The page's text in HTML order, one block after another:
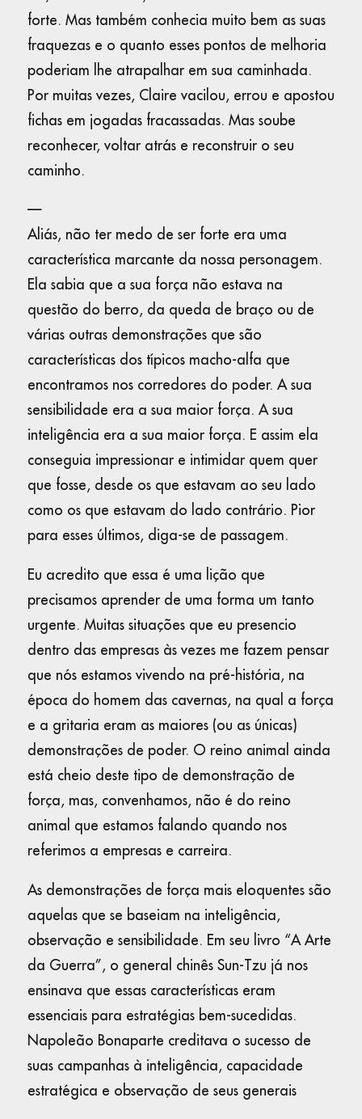
forte. Mas também conhecia muito bem as suas
fraquezas e o quanto esses pontos de melhoria
poderiam lhe atrapalhar em sua caminhada.
Por muitas vezes, Claire vacilou, errou e apostou
fichas em jogadas fracassadas. Mas soube
reconhecer, voltar atrás e reconstruir o seu
caminho.
—
Aliás, não ter medo de ser forte era uma
característica marcante da nossa personagem.
Ela sabia que a sua força não estava na
questão do berro, da queda de braço ou de
várias outras demonstrações que são
características dos típicos macho-alfa que
encontramos nos corredores do poder. A sua
sensibilidade era a sua maior força. A sua
inteligência era a sua maior força. E assim ela
conseguia impressionar e intimidar quem quer
que fosse, desde os que estavam ao seu lado
como os que estavam do lado contrário. Pior
para esses últimos, diga-se de passagem.
Eu acredito que essa é uma lição que
precisamos aprender de uma forma um tanto
urgente. Muitas situações que eu presencio
dentro das empresas às vezes me fazem pensar
que nós estamos vivendo na pré-história, na
época do homem das cavernas, na qual a força
e a gritaria eram as maiores (ou as únicas)
demonstrações de poder. O reino animal ainda
está cheio deste tipo de demonstração de
força, mas, convenhamos, não é do reino
animal que estamos falando quando nos
referimos a empresas e carreira.
As demonstrações de força mais eloquentes são
aquelas que se baseiam na inteligência,
observação e sensibilidade. Em seu livro “A Arte
da Guerra”, o general chinês Sun-Tzu já nos
ensinava que essas características eram
essenciais para estratégias bem-sucedidas.
Napoleão Bonaparte creditava o sucesso de
suas campanhas à inteligência, capacidade
estratégica e observação de seus generais